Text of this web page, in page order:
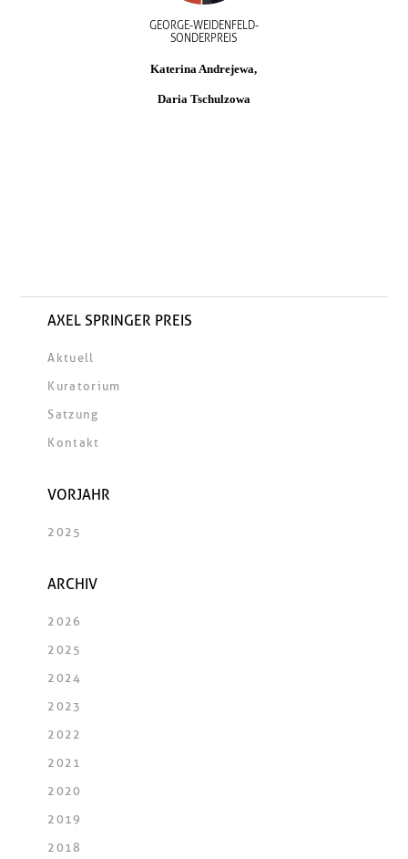
GEORGE-WEIDENFELD-
SONDERPREIS
Katerina Andrejewa,
Daria Tschulzowa
AXEL SPRINGER PREIS
Aktuell
Kuratorium
Satzung
Kontakt
VORJAHR
2025
ARCHIV
2026
2025
2024
2023
2022
2021
2020
2019
2018